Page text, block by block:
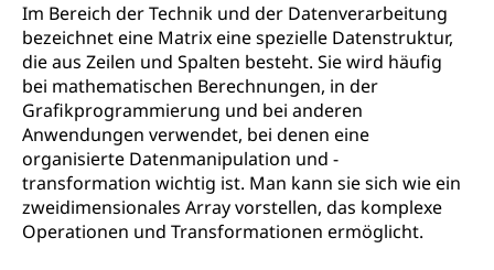
Im Bereich der Technik und der Datenverarbeitung
bezeichnet eine Matrix eine spezielle Datenstruktur,
die aus Zeilen und Spalten besteht. Sie wird häufig
bei mathematischen Berechnungen, in der
Grafikprogrammierung und bei anderen
Anwendungen verwendet, bei denen eine
organisierte Datenmanipulation und -
transformation wichtig ist. Man kann sie sich wie ein
zweidimensionales Array vorstellen, das komplexe
Operationen und Transformationen ermöglicht.